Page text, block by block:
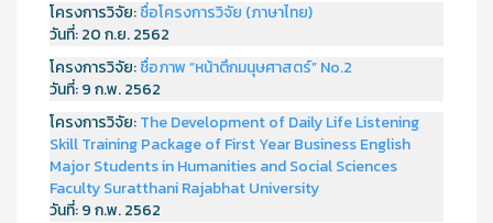
โครงการวิจัย:ชื่อโครงการวิจัย (ภาษาไทย)
วันที่:20 ก.ย. 2562
โครงการวิจัย:ชื่อภาพ “หน้าตึกมนุษศาสตร์” No.2
วันที่:9 ก.พ. 2562
โครงการวิจัย:The Development of Daily Life Listening
Skill Training Package of First Year Business English
Major Students in Humanities and Social Sciences
Faculty Suratthani Rajabhat University
วันที่:9 ก.พ. 2562